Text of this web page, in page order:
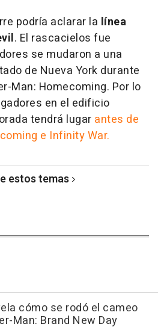
podría aclarar la línea
. El rascacielos fue
se mudaron a una
de Nueva York durante
Man: Homecoming. Por lo
en el edificio
tendrá lugar antes de
e Infinity War.
estos temas
cómo se rodó el cameo
Man: Brand New Day